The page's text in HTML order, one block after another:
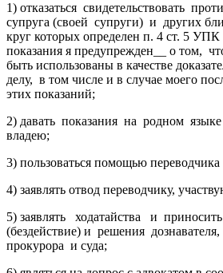
1) отказаться свидетельствовать
супруга (своей супруги) и других
круг которых определен п. 4 ст. 5
показания я предупрежден__ о том,
быть использованы в качестве
делу, в том числе и в случае моего
этих показаний;
2) давать показания на родном
владею;
3) пользоваться помощью переводчика
4) заявлять отвод переводчику,
5) заявлять ходатайства и
(бездействие) и решения дознавателя,
прокурора и суда;